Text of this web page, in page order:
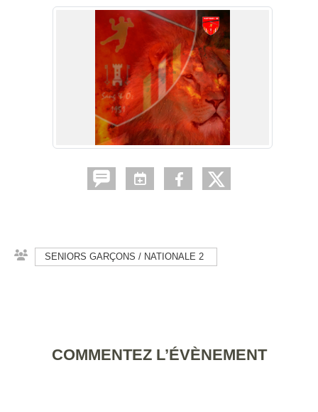
SENIORS GARÇONS / NATIONALE 2
COMMENTEZ L’ÉVÈNEMENT